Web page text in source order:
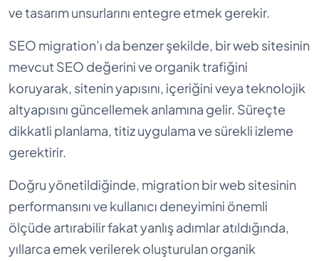
ve tasarım unsurlarını entegre etmek gerekir.
SEO migration’ı da benzer şekilde, bir web sitesinin
mevcut SEO değerini ve organik trafiğini
koruyarak, sitenin yapısını, içeriğini veya teknolojik
altyapısını güncellemek anlamına gelir. Süreçte
dikkatli planlama, titiz uygulama ve sürekli izleme
gerektirir.
Doğru yönetildiğinde, migration bir web sitesinin
performansını ve kullanıcı deneyimini önemli
ölçüde artırabilir fakat yanlış adımlar atıldığında,
yıllarca emek verilerek oluşturulan organik